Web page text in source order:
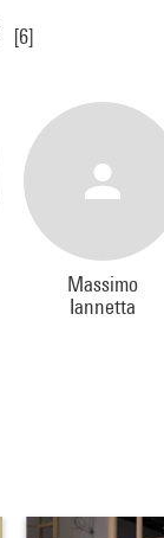
[6]
Massimo
Iannetta